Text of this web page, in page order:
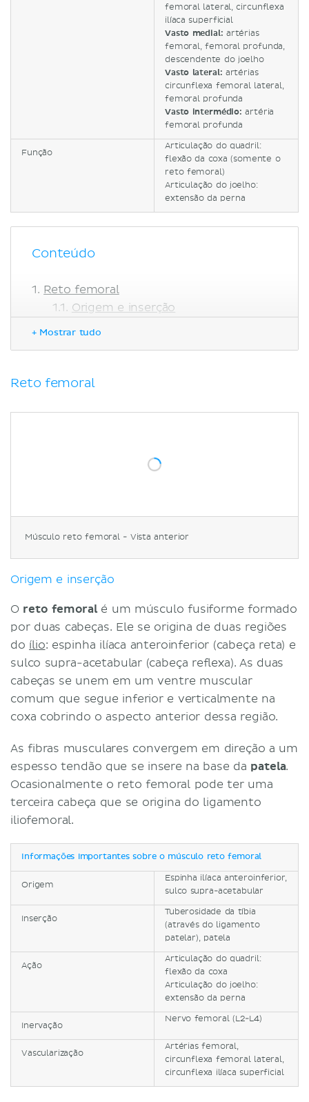
femoral lateral, circunflexa
ilíaca superficial
Vasto medial: artérias
femoral, femoral profunda,
descendente do joelho
Vasto lateral: artérias
circunflexa femoral lateral,
femoral profunda
Vasto intermédio:artéria
femoral profunda
Função
Articulação do quadril:
flexão da coxa (somente o
reto femoral)
Articulação do joelho:
extensão da perna
Conteúdo
Reto femoral
Origem e inserção
Origem e inseção
Vascularização
Relações anatômicas
Relações anatômicas
Vascularização
Tendão do quadríceps femoral
Função
Nota clínica
Referências
+ Mostrar tudo
Reto femoral
Músculo reto femoral - Vista anterior
Origem e inserção
O reto femoralé um músculo fusiforme formado
por duas cabeças. Ele se origina de duas regiões
do ílio: espinha ilíaca anteroinferior (cabeça reta) e
sulco supra-acetabular (cabeça reflexa). As duas
cabeças se unem em um ventre muscular
comum que segue inferior e verticalmente na
coxa cobrindo o aspecto anterior dessa região.
As fibras musculares convergem em direção a um
espesso tendão que se insere na base da patela.
Ocasionalmente o reto femoral pode ter uma
terceira cabeça que se origina do ligamento
iliofemoral.
Informações importantes sobre o músculo reto femoral
Origem
Espinha ilíaca anteroinferior,
sulco supra-acetabular
Inserção
Tuberosidade da tíbia
(através do ligamento
patelar), patela
Ação
Articulação do quadril:
flexão da coxa
Articulação do joelho:
extensão da perna
Inervação
Nervo femoral (L2-L4)
Vascularização
Artérias femoral,
circunflexa femoral lateral,
circunflexa ilíaca superficial